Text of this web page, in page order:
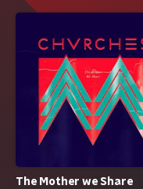
The Mother we Share